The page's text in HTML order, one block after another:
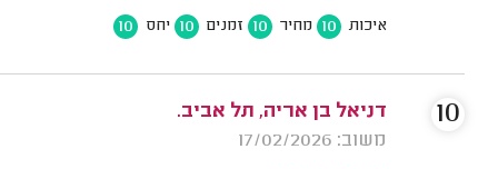
איכות 10 מחיר 10 זמנים 10 יחס 10
דניאל בן אריה, תל אביב.
משוב: 17/02/2026
10